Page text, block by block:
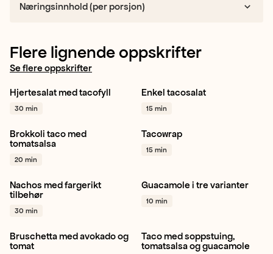
Næringsinnhold (per porsjon)
Flere lignende oppskrifter
Se flere oppskrifter
Hjertesalat
Mango
Avokado
Hjertesalat med tacofyll
30 min
Meksikansk
Avokado
Enkel tacosalat
15 min
Brokkoli
Hvitløk
Brokkoli taco med
tomatsalsa
20 min
Wrap
Taco / Tex-mex
Mellommåltid
Tacowrap
15 min
Tomat Chili Rødløk
Nachos med fargerikt
tilbehør
30 min
Avokado Lime
Hvitløk
+ 1
Guacamole i tre varianter
10 min
Tomat Hvitløk
Avokado
Bruschetta med avokado og
tomat
Østerssopp
Gul løk
Taco med soppstuing,
tomatsalsa og guacamole